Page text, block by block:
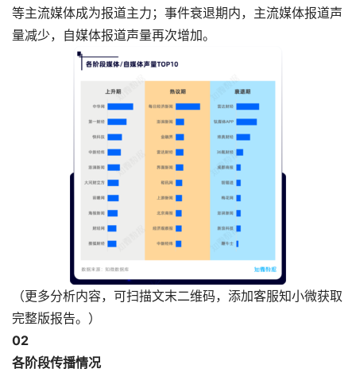
等主流媒体成为报道主力；事件衰退期内，主流媒体报道声
量减少，自媒体报道声量再次增加。
（更多分析内容，可扫描文末二维码，添加客服知小微获取
完整版报告。）
02
各阶段传播情况